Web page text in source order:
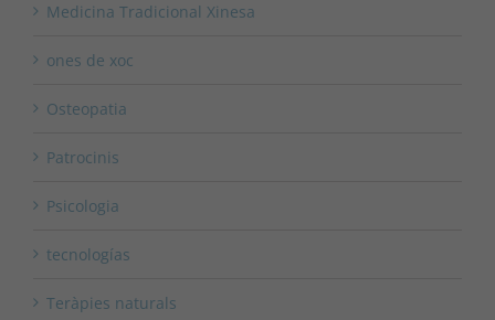
Medicina Tradicional Xinesa
ones de xoc
Osteopatia
Patrocinis
Psicologia
tecnologías
Teràpies naturals